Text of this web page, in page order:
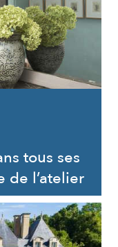
tous ses
de l’atelier